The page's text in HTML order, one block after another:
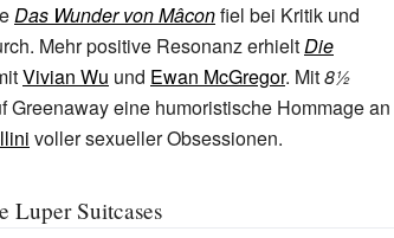
Das Wunder von Mâconfiel bei Kritik und
Mehr positive Resonanz erhieltDie
Vivian Wu und Ewan McGregor. Mit8½
Greenaway eine humoristische Hommage an
voller sexueller Obsessionen.
Luper Suitcases